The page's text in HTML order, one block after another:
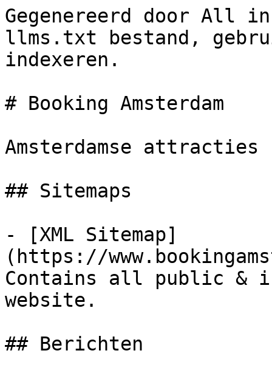
Gegenereerd door All
llms.txt bestand,
indexeren.
# Booking Amsterdam
Amsterdamse attracties
## Sitemaps
- [XML Sitemap]
(https://
Contains all public &
website.
## Berichten